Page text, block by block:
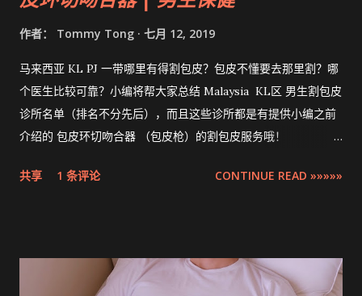
作者： Tommy Tong 七月 12, 2019
马来西亚 KL PJ 一带哪里有得割包皮？包皮不懂要去那里割？哪
个医生比较可靠？小编将帮大家总结 Malaysia KL区 男生割包皮
诊所名单（排名不分先后），而且这些诊所都是有提供小编之前
介绍的 包皮环切吻合器 （包皮枪）的割包皮服务哦！
Klang Valley 。
共享 1 条评论 CONTINUE READ »»»»»